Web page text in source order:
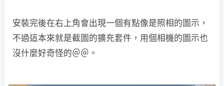
安裝完後在右上角會出現一個有點像是照相的圖示，
不過這本來就是截圖的擴充套件，用個相機的圖示也
沒什麼好奇怪的＠＠。